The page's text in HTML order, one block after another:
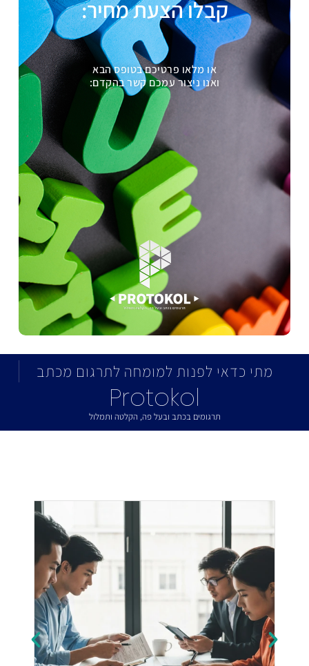
קבלו הצעת מחיר:
או מלאו פרטיכם בטופס הבא
ואנו ניצור עמכם קשר בהקדם:
מתי כדאי לפנות למומחה לתרגום מכתב
Protokol
תרגומים בכתב ובעל פה, הקלטה ותמלול